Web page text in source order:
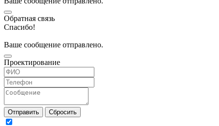
Обратная связь
Спасибо!
Ваше сообщение отправлено.
Проектирование
Отправить Сбросить